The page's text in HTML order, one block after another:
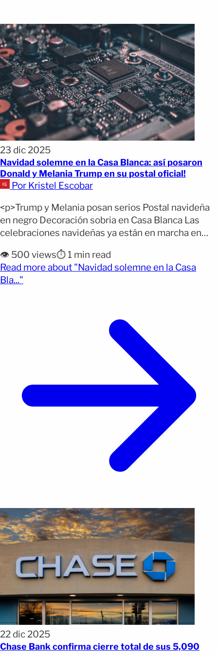
23 dic 2025
Navidad solemne en la Casa Blanca: así posaron
Donald y Melania Trump en su postal oficial!
Por Kristel Escobar
<p>Trump y Melania posan serios Postal navideña
en negro Decoración sobria en Casa Blanca Las
celebraciones navideñas ya están en marcha en
invade la Casa Blanca, el presidente Donald Trump
y la primera dama Melania Trump compartieron una
postal que rompe con la tradición colorida típica de
👁️ 500 views⏱️ 1 min read
Read more about "Navidad solemne en la Casa
Bla..."
22 dic 2025
Chase Bank confirma cierre total de sus 5,090